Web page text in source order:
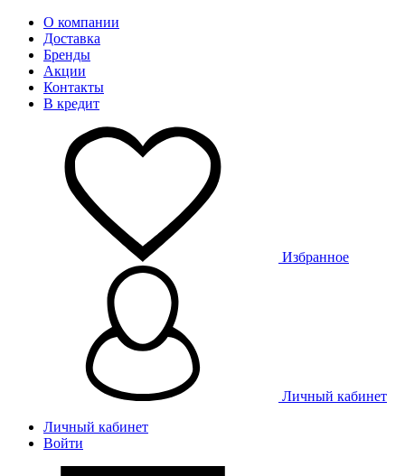
О компании
Доставка
Бренды
Акции
Контакты
В кредит
Избранное
Личный кабинет
Личный кабинет
Войти